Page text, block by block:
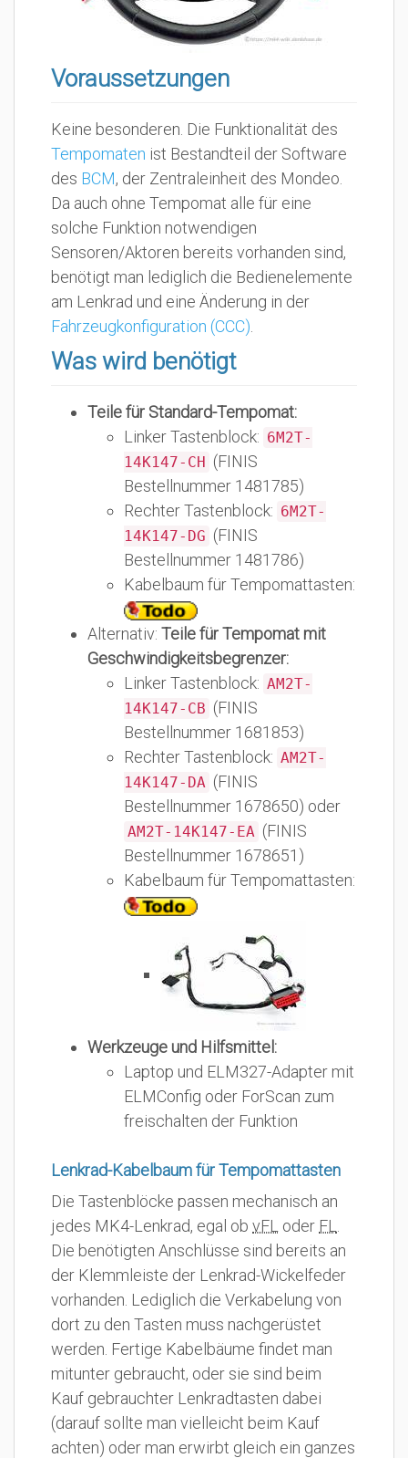
Voraussetzungen
Keine besonderen. Die Funktionalität des
Tempomaten ist Bestandteil der Software
des BCM, der Zentraleinheit des Mondeo.
Da auch ohne Tempomat alle für eine
solche Funktion notwendigen
Sensoren/Aktoren bereits vorhanden sind,
benötigt man lediglich die Bedienelemente
am Lenkrad und eine Änderung in der
Fahrzeugkonfiguration (CCC).
Was wird benötigt
Teile für Standard-Tempomat:
Linker Tastenblock: 6M2T-
14K147-CH
(FINIS
Bestellnummer 1481785)
Rechter Tastenblock: 6M2T-
14K147-DG (FINIS
Bestellnummer 1481786)
Kabelbaum für Tempomattasten:
Alternativ: Teile für Tempomat mit
Geschwindigkeitsbegrenzer:
Linker Tastenblock: AM2T-
14K147-CB (FINIS
Bestellnummer 1681853)
Rechter Tastenblock: AM2T-
14K147-DA (FINIS
Bestellnummer 1678650) oder
AM2T-14K147-EA (FINIS
Bestellnummer 1678651)
Kabelbaum für Tempomattasten:
Werkzeuge und Hilfsmittel:
Laptop und ELM327-Adapter mit
ELMConfig oder ForScan zum
freischalten der Funktion
Lenkrad-Kabelbaum für Tempomattasten
Die Tastenblöcke passen mechanisch an
jedes MK4-Lenkrad, egal ob vFL oder FL
Die benötigten Anschlüsse sind bereits an
der Klemmleiste der Lenkrad-Wickelfeder
vorhanden. Lediglich die Verkabelung von
dort zu den Tasten muss nachgerüstet
werden. Fertige Kabelbäume findet man
mitunter gebraucht, oder sie sind beim
Kauf gebrauchter Lenkradtasten dabei
(darauf sollte man vielleicht beim Kauf
achten) oder man erwirbt gleich ein ganzes